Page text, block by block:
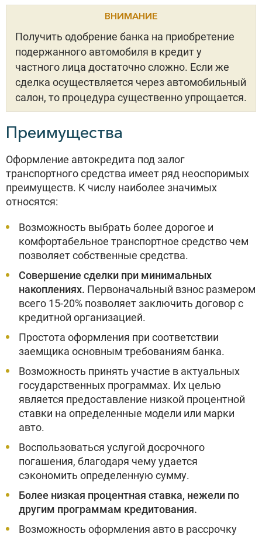
ВНИМАНИЕ
Получить одобрение банка на приобретение
подержанного автомобиля в кредит у
частного лица достаточно сложно. Если же
сделка осуществляется через автомобильный
салон, то процедура существенно упрощается.
Преимущества
Оформление автокредита под залог
транспортного средства имеет ряд неоспоримых
преимуществ. К числу наиболее значимых
относятся:
Возможность выбрать более дорогое и
комфортабельное транспортное средство чем
позволяет собственные средства.
Совершение сделки при минимальных
накоплениях. Первоначальный взнос размером
всего 15-20% позволяет заключить договор с
кредитной организацией.
Простота оформления при соответствии
заемщика основным требованиям банка.
Возможность принять участие в актуальных
государственных программах. Их целью
является предоставление низкой процентной
ставки на определенные модели или марки
авто.
Воспользоваться услугой досрочного
погашения, благодаря чему удается
сэкономить определенную сумму.
Более низкая процентная ставка, нежели по
другим программам кредитования.
Возможность оформления авто в рассрочку